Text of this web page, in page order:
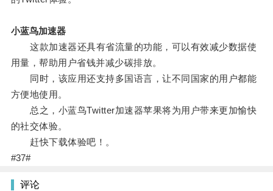
小蓝鸟加速器
这款加速器还具有省流量的功能，可以有效减少数据使
用量，帮助用户省钱并减少碳排放。
同时，该应用还支持多国语言，让不同国家的用户都能
方便地使用。
总之，小蓝鸟Twitter加速器苹果将为用户带来更加愉快
的社交体验。
赶快下载体验吧！。
#37#
评论